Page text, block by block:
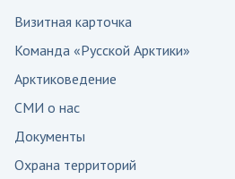
Визитная карточка
Команда «Русской Арктики»
Арктиковедение
СМИ о нас
Документы
Охрана территорий